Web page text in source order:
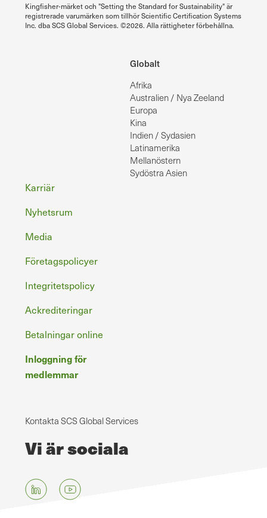
Kingfisher-märket och "Setting the Standard for Sustainability" är
registrerade varumärken som tillhör Scientific Certification Systems
Inc. dba SCS Global Services. ©2026. Alla rättigheter förbehållna.
Globalt
Afrika
Australien / Nya Zeeland
Europa
Kina
Indien / Sydasien
Latinamerika
Mellanöstern
Sydöstra Asien
Sidfot
Karriär
Nyhetsrum
Media
Företagspolicyer
Integritetspolicy
Ackrediteringar
Betalningar online
Inloggning för
medlemmar
Kontakta SCS Global Services
Vi är sociala